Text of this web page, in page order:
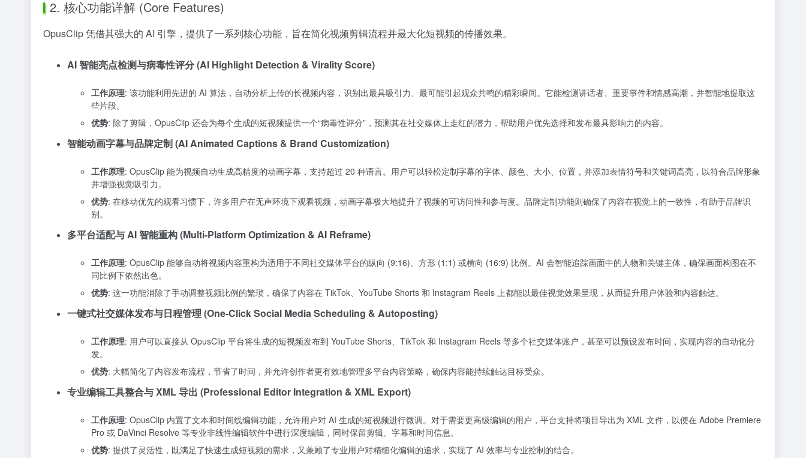
2. 核心功能详解 (Core Features)
OpusClip 凭借其强大的 AI 引擎，提供了一系列核心功能，旨在简化视频剪辑流程并最大化短视频的传播效果。
AI 智能亮点检测与病毒性评分 (AI Highlight Detection & Virality Score)
工作原理: 该功能利用先进的 AI 算法，自动分析上传的长视频内容，识别出最具吸引力、最可能引起观众共鸣的精彩瞬间。它能检测讲话者、重要事件和情感高潮，并智能地提取这
些片段。
优势: 除了剪辑，OpusClip 还会为每个生成的短视频提供一个“病毒性评分”，预测其在社交媒体上走红的潜力，帮助用户优先选择和发布最具影响力的内容。
智能动画字幕与品牌定制 (AI Animated Captions & Brand Customization)
工作原理: OpusClip 能为视频自动生成高精度的动画字幕，支持超过 20 种语言。用户可以轻松定制字幕的字体、颜色、大小、位置，并添加表情符号和关键词高亮，以符合品牌形象
并增强视觉吸引力。
优势: 在移动优先的观看习惯下，许多用户在无声环境下观看视频，动画字幕极大地提升了视频的可访问性和参与度。品牌定制功能则确保了内容在视觉上的一致性，有助于品牌识
别。
多平台适配与 AI 智能重构 (Multi-Platform Optimization & AI Reframe)
工作原理: OpusClip 能够自动将视频内容重构为适用于不同社交媒体平台的纵向 (9:16)、方形 (1:1) 或横向 (16:9) 比例。AI 会智能追踪画面中的人物和关键主体，确保画面构图在不
同比例下依然出色。
优势: 这一功能消除了手动调整视频比例的繁琐，确保了内容在 TikTok、YouTube Shorts 和 Instagram Reels 上都能以最佳视觉效果呈现，从而提升用户体验和内容触达。
一键式社交媒体发布与日程管理 (One-Click Social Media Scheduling & Autoposting)
工作原理: 用户可以直接从 OpusClip 平台将生成的短视频发布到 YouTube Shorts、TikTok 和 Instagram Reels 等多个社交媒体账户，甚至可以预设发布时间，实现内容的自动化分
发。
优势: 大幅简化了内容发布流程，节省了时间，并允许创作者更有效地管理多平台内容策略，确保内容能持续触达目标受众。
专业编辑工具整合与 XML 导出 (Professional Editor Integration & XML Export)
工作原理: OpusClip 内置了文本和时间线编辑功能，允许用户对 AI 生成的短视频进行微调。对于需要更高级编辑的用户，平台支持将项目导出为 XML 文件，以便在 Adobe Premiere
Pro 或 DaVinci Resolve 等专业非线性编辑软件中进行深度编辑，同时保留剪辑、字幕和时间信息。
优势: 提供了灵活性，既满足了快速生成短视频的需求，又兼顾了专业用户对精细化编辑的追求，实现了 AI 效率与专业控制的结合。